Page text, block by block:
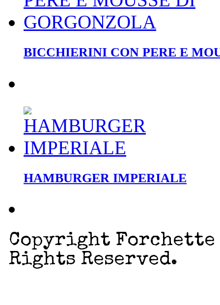
BICCHIERINI CON PERE E
HAMBURGER IMPERIALE
Copyright
Rights Reserved.